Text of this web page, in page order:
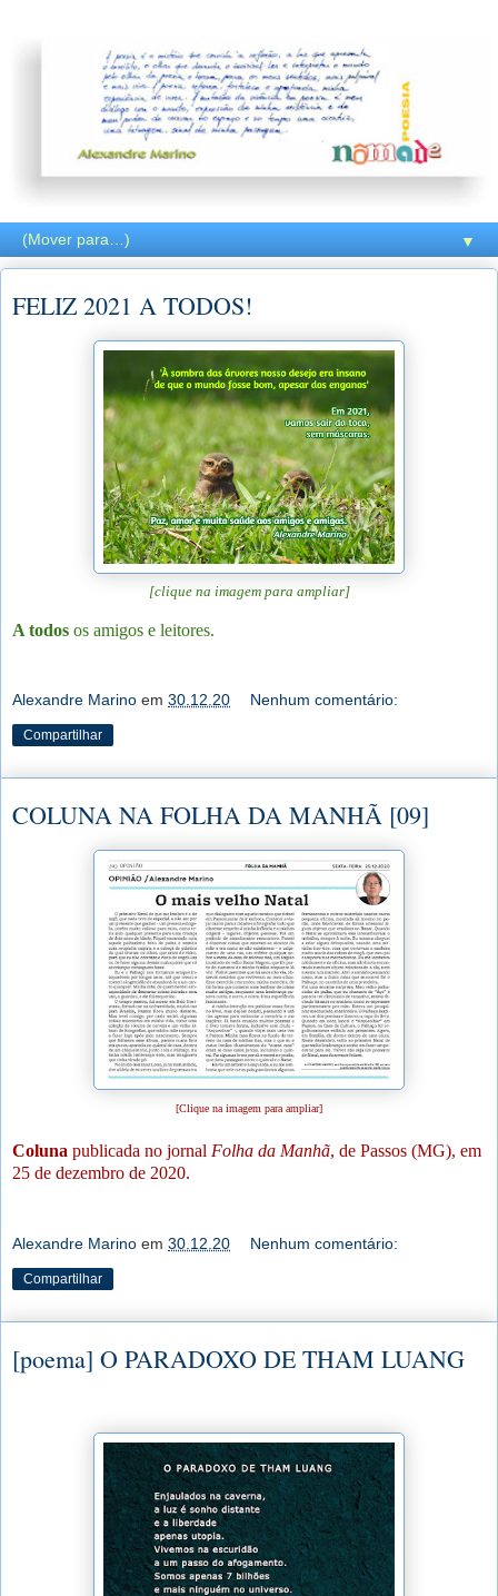
▼
FELIZ 2021 A TODOS!
[clique na imagem para ampliar]
A todos os amigos e leitores.
Alexandre Marino em 30.12.20 Nenhum comentário:
Compartilhar
COLUNA NA FOLHA DA MANHÃ [09]
[Clique na imagem para ampliar]
Coluna publicada no jornal Folha da Manhã, de Passos (MG), em
25 de dezembro de 2020.
Alexandre Marino em 30.12.20 Nenhum comentário:
Compartilhar
[poema] O PARADOXO DE THAM LUANG